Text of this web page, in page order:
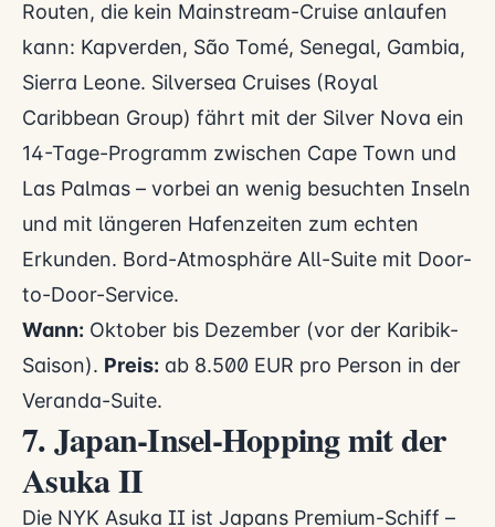
Routen, die kein Mainstream-Cruise anlaufen
kann: Kapverden, São Tomé, Senegal, Gambia,
Sierra Leone. Silversea Cruises (Royal
Caribbean Group) fährt mit der Silver Nova ein
14-Tage-Programm zwischen Cape Town und
Las Palmas – vorbei an wenig besuchten Inseln
und mit längeren Hafenzeiten zum echten
Erkunden. Bord-Atmosphäre All-Suite mit Door-
to-Door-Service.
Wann: Oktober bis Dezember (vor der Karibik-
Saison). Preis: ab 8.500 EUR pro Person in der
Veranda-Suite.
7. Japan-Insel-Hopping mit der
Asuka II
Die NYK Asuka II ist Japans Premium-Schiff –